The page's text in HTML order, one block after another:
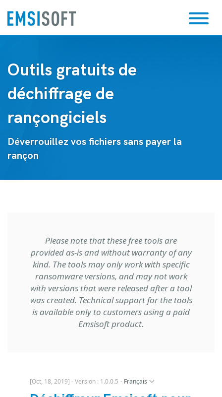
Outils gratuits de
déchiffrage de
rançongiciels
Déverrouillez vos fichiers sans payer la
rançon
Please note that these free tools are
provided as-is and without warranty of any
kind. The tools may only work with specific
ransomware versions, and may not work
with versions that were released after a tool
was created. Technical support for the tools
is available only to customers using a paid
Emsisoft product.
[Oct, 18, 2019] - Version : 1.0.0.5 - Français